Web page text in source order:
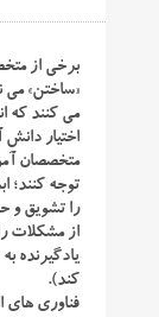
برخی از
«ساختن» می
می کنند که
اختیار
متخصصان
توجه کنند؛
را تشویق و
از مشکلات
یادگیرنده
کند).
فناوری های